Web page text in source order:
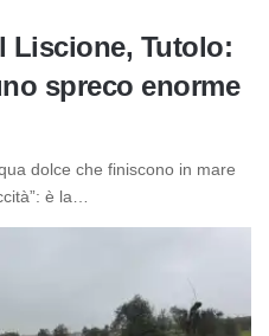
Liscione, Tutolo:
spreco enorme
dolce che finiscono in mare
è la…